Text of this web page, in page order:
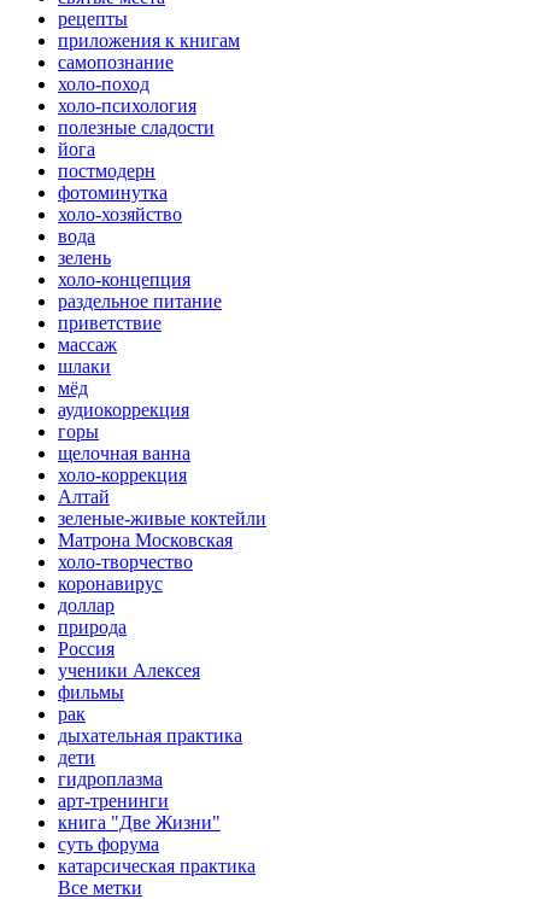
рецепты
приложения к книгам
самопознание
холо-поход
холо-психология
полезные сладости
йога
постмодерн
фотоминутка
холо-хозяйство
вода
зелень
холо-концепция
раздельное питание
приветствие
массаж
шлаки
мёд
аудиокоррекция
горы
щелочная ванна
холо-коррекция
Алтай
зеленые-живые коктейли
Матрона Московская
холо-творчество
коронавирус
доллар
природа
Россия
ученики Алексея
фильмы
рак
дыхательная практика
дети
гидроплазма
арт-тренинги
книга "Две Жизни"
суть форума
катарсическая практика
Все метки